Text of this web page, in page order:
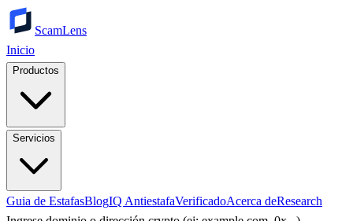
ScamLens
Inicio
Productos
Servicios
Guia de EstafasBlogIQ AntiestafaVerificadoAcerca deResearch